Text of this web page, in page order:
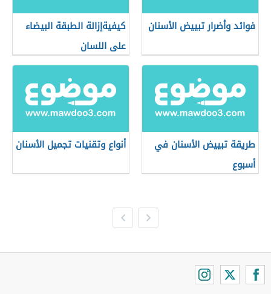
فوائد وأضرار تبييض الأسنان
كيفيةإزالة الطبقة البيضاء
على اللسان
طريقة تبييض الأسنان في
أسبوع
أنواع وتقنيات تجميل الأسنان